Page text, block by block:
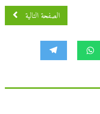
الصفحة التالية